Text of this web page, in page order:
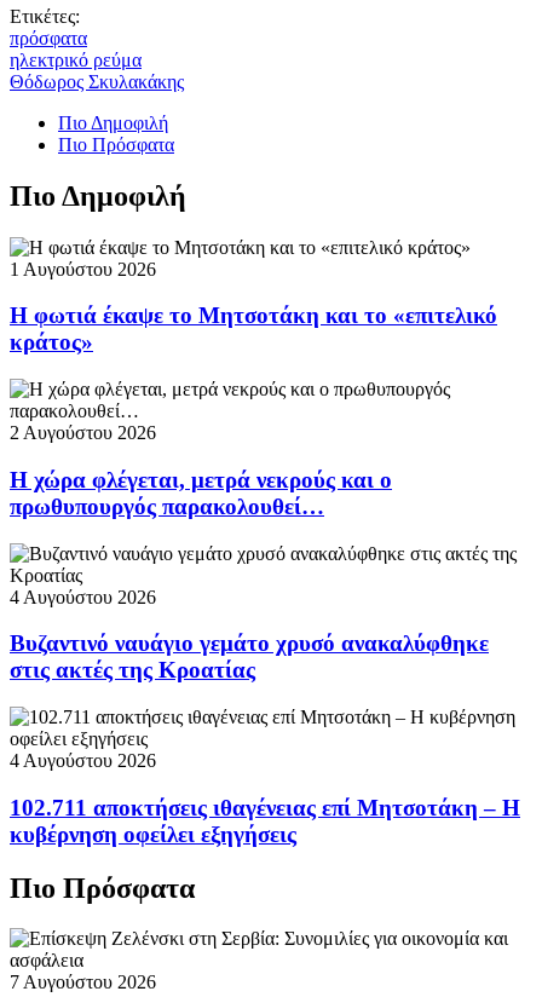
Ετικέτες:
πρόσφατα
ηλεκτρικό ρεύμα
Θόδωρος Σκυλακάκης
Πιο Δημοφιλή
Πιο Πρόσφατα
Πιο Δημοφιλή
1 Αυγούστου 2026
Η φωτιά έκαψε το Μητσοτάκη και το «επιτελικό
κράτος»
2 Αυγούστου 2026
Η χώρα φλέγεται, μετρά νεκρούς και ο
πρωθυπουργός παρακολουθεί…
4 Αυγούστου 2026
Βυζαντινό ναυάγιο γεμάτο χρυσό ανακαλύφθηκε
στις ακτές της Κροατίας
4 Αυγούστου 2026
102.711 αποκτήσεις ιθαγένειας επί Μητσοτάκη – Η
κυβέρνηση οφείλει εξηγήσεις
Πιο Πρόσφατα
7 Αυγούστου 2026